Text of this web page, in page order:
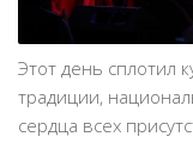
Этот день сплотил
традиции,
сердца всех